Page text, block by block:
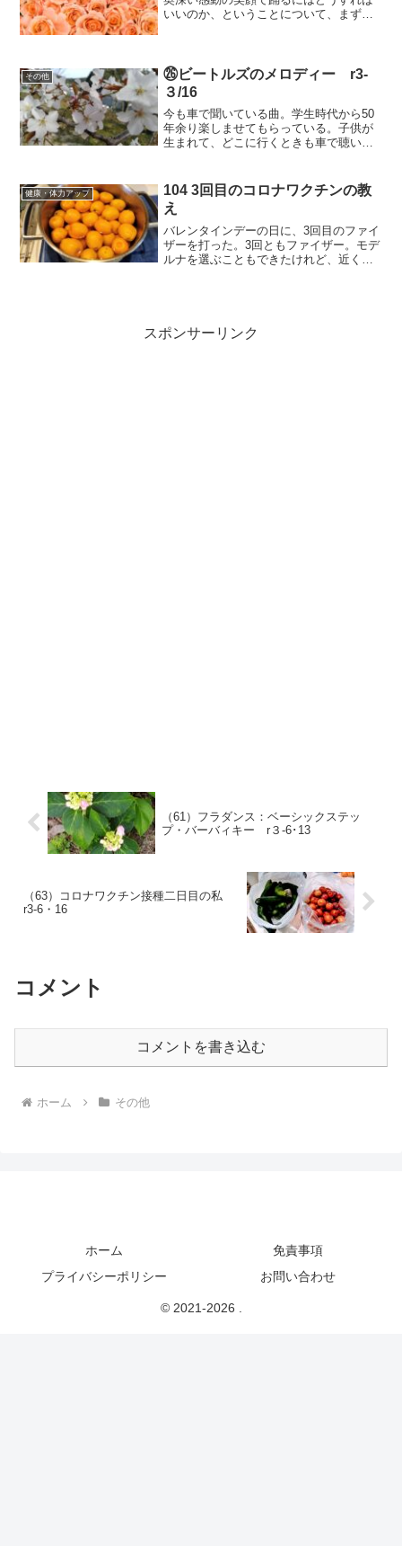
いいのか、ということについて、まず
ホナピリカイを...
その他
㉖ビートルズのメロディー r3-
３/16
今も車で聞いている曲。学生時代から50
年余り楽しませてもらっている。子供が
生まれて、どこに行くときも車で聴いて
曲。素敵な歌声とメロディ。楽しい思い
出とともにある曲だから...
健康・体力アップ
104 3回目のコロナワクチンの教
え
バレンタインデーの日に、3回目のファイ
ザーを打った。3回ともファイザー。モデ
ルナを選ぶこともできたけれど、近くの
スポンサーリンク
（61）フラダンス：ベーシックステッ
プ・バーバィキー r３-6･13
（63）コロナワクチン接種二日目の私
r3-6・16
コメント
コメントを書き込む
ホーム その他
ホーム
免責事項
プライバシーポリシー
お問い合わせ
© 2021-2026 .